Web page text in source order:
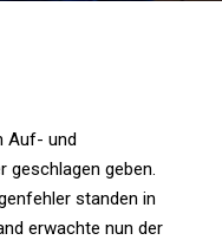
Auf- und
geben.
standen in
erwachte nun der